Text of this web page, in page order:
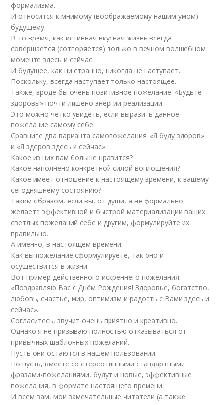
формализма.
И относится к мнимому (воображаемому нашим умом)
будущему.
В то время, как истинная вкусная жизнь всегда
совершается (сотворяется) только в вечном волшебном
моменте здесь и сейчас.
И будущее, как ни странно, никогда не наступает.
Поскольку, всегда наступает только настоящее.
Также, вроде бы очень позитивное пожелание: «Будьте
здоровы» почти лишено энергии реализации.
Это можно чётко увидеть, если выразить данное
пожелание самому себе.
Сравните два варианта самопожелания: «Я буду здоров»
и «Я здоров здесь и сейчас».
Какое из них вам больше нравится?
Какое наполнено конкретной силой воплощения?
Какое имеет отношение к настоящему времени, к вашему
сегодняшнему состоянию?
Таким образом, если вы, от души, а не формально,
желаете эффективной и быстрой материализации ваших
светлых пожеланий себе и другим, формулируйте их
правильно.
А именно, в настоящем времени.
Как вы пожелание сформулируете, так оно и
осуществится в жизни.
Вот пример действенного искреннего пожелания:
«Поздравляю Вас с Днём Рождения! Здоровье, богатство,
любовь, счастье, мир, оптимизм и радость с Вами здесь и
сейчас».
Согласитесь, звучит очень приятно и креативно.
Однако я не призываю полностью отказываться от
привычных шаблонных пожеланий.
Пусть они остаются в нашем пользовании.
Но пусть, вместе со стереотипными стандартными
фразами-пожеланиями, будут и новые, эффективные
пожелания, в формате настоящего времени.
И всем вам, мои замечательные читатели (а также